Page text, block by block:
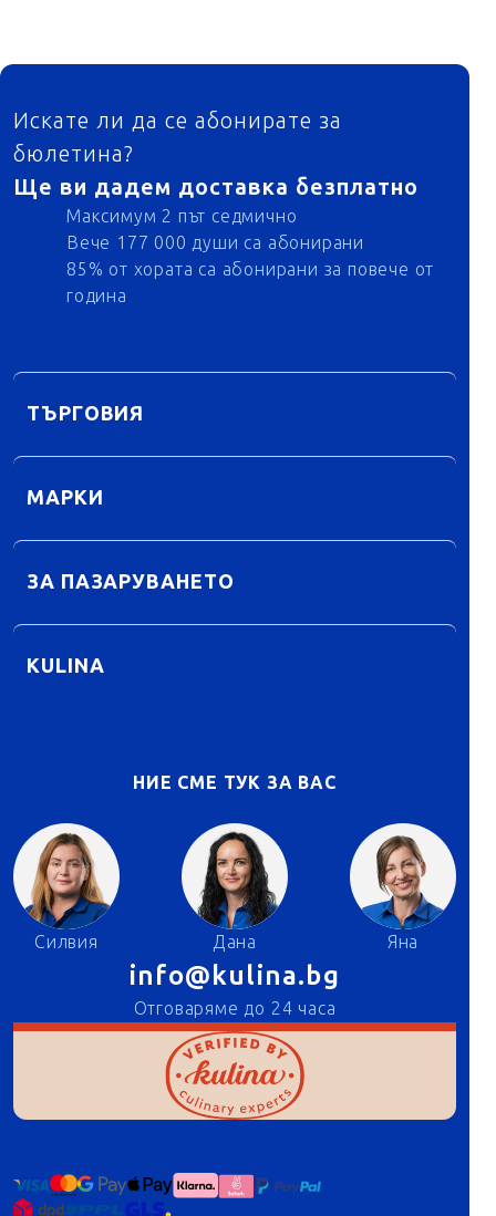
ФУТЕР
Искате ли да се абонирате за
бюлетина?
Ще ви дадем доставка безплатно
Максимум 2 път седмично
Вече 177 000 души са абонирани
85% от хората са абонирани за повече от
година
ТЪРГОВИЯ
МАРКИ
ЗА ПАЗАРУВАНЕТО
KULINA
НИЕ СМЕ ТУК ЗА ВАС
Силвия Дана Яна
info@kulina.bg
Отговаряме до 24 часа